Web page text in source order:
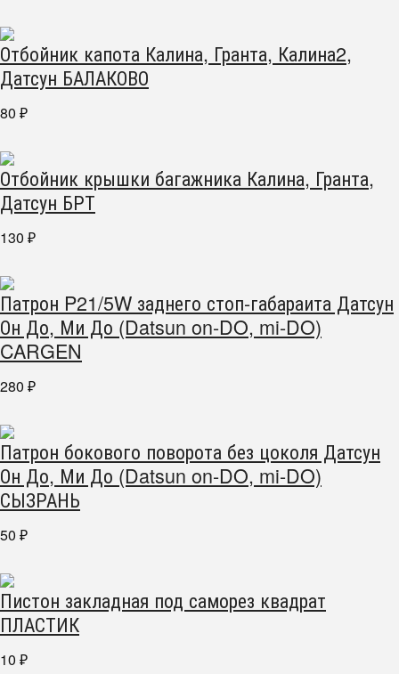
Отбойник капота Калина, Гранта, Калина2,
Датсун БАЛАКОВО
80 ₽
Отбойник крышки багажника Калина, Гранта,
Датсун БРТ
130 ₽
Патрон P21/5W заднего стоп-габараита Датсун
Он До, Ми До (Datsun on-DO, mi-DO)
CARGEN
280 ₽
Патрон бокового поворота без цоколя Датсун
Он До, Ми До (Datsun on-DO, mi-DO)
СЫЗРАНЬ
50 ₽
Пистон закладная под саморез квадрат
ПЛАСТИК
10 ₽